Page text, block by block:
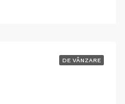
DE VÂNZARE